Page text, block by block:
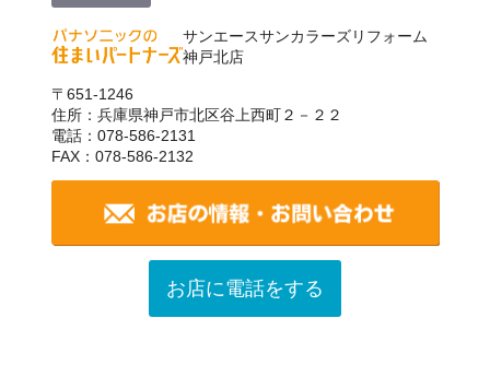
サンエースサンカラーズリフォーム
神戸北店
〒651-1246
住所：兵庫県神戸市北区谷上西町２－２２
電話：078-586-2131
FAX：078-586-2132
お店に電話をする